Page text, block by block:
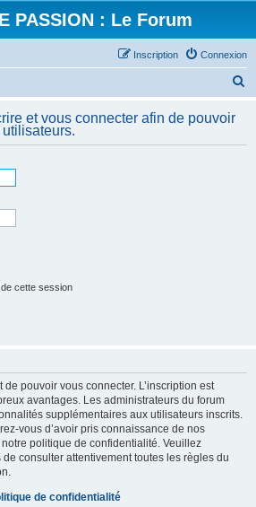
PASSION : Le Forum
Connexion
Inscription
h
et vous connecter afin de pouvoir
cette session
pouvoir vous connecter. L’inscription est
avantages. Les administrateurs du forum
supplémentaires aux utilisateurs inscrits.
vous d’avoir pris connaissance de nos
politique de confidentialité. Veuillez
consulter attentivement toutes les règles du
de confidentialité